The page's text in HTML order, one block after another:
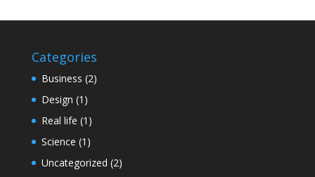
Categories
Business (2)
Design (1)
Real life (1)
Science (1)
Uncategorized (2)